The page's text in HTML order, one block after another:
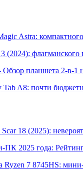
Astra:
(2024):
планшета 2-в-1
Tab A8: почти
18 (2025):
2025 года: Рейтинг
Ryzen 7 8745HS: